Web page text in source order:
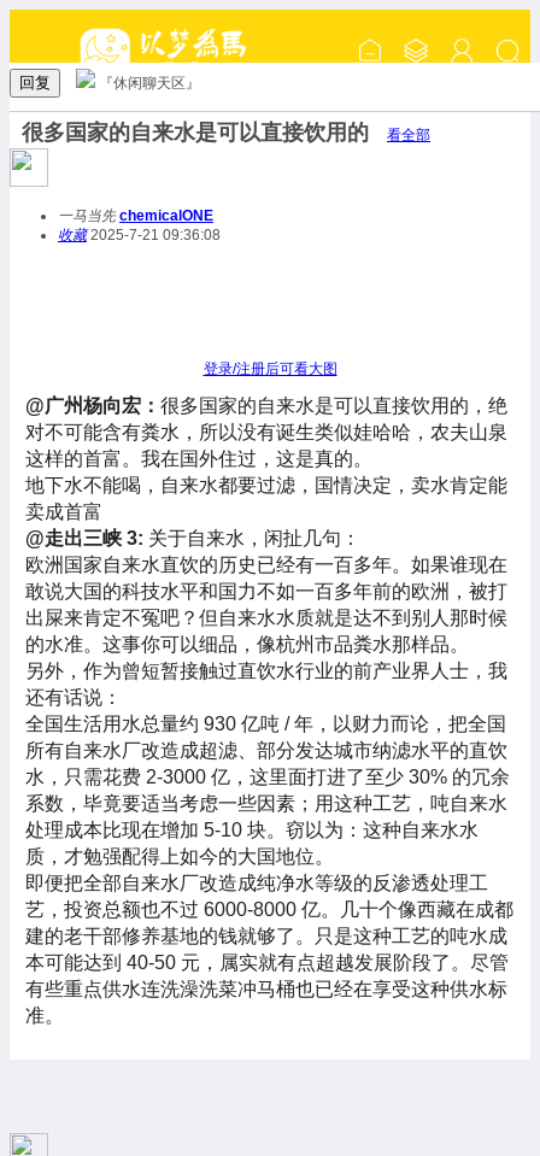
回复 『休闲聊天区』
很多国家的自来水是可以直接饮用的 看全部
一马当先 chemicalONE
收藏2025-7-21 09:36:08
登录/注册后可看大图
@广州杨向宏： 很多国家的自来水是可以直接饮用的，绝
对不可能含有粪水，所以没有诞生类似娃哈哈，农夫山泉
这样的首富。我在国外住过，这是真的。
地下水不能喝，自来水都要过滤，国情决定，卖水肯定能
卖成首富
@走出三峡 3: 关于自来水，闲扯几句：
欧洲国家自来水直饮的历史已经有一百多年。如果谁现在
敢说大国的科技水平和国力不如一百多年前的欧洲，被打
出屎来肯定不冤吧？但自来水水质就是达不到别人那时候
的水准。这事你可以细品，像杭州市品粪水那样品。
另外，作为曾短暂接触过直饮水行业的前产业界人士，我
还有话说：
全国生活用水总量约 930 亿吨 / 年，以财力而论，把全国
所有自来水厂改造成超滤、部分发达城市纳滤水平的直饮
水，只需花费 2-3000 亿，这里面打进了至少 30% 的冗余
系数，毕竟要适当考虑一些因素；用这种工艺，吨自来水
处理成本比现在增加 5-10 块。窃以为：这种自来水水
质，才勉强配得上如今的大国地位。
即便把全部自来水厂改造成纯净水等级的反渗透处理工
艺，投资总额也不过 6000-8000 亿。几十个像西藏在成都
建的老干部修养基地的钱就够了。只是这种工艺的吨水成
本可能达到 40-50 元，属实就有点超越发展阶段了。尽管
有些重点供水连洗澡洗菜冲马桶也已经在享受这种供水标
准。